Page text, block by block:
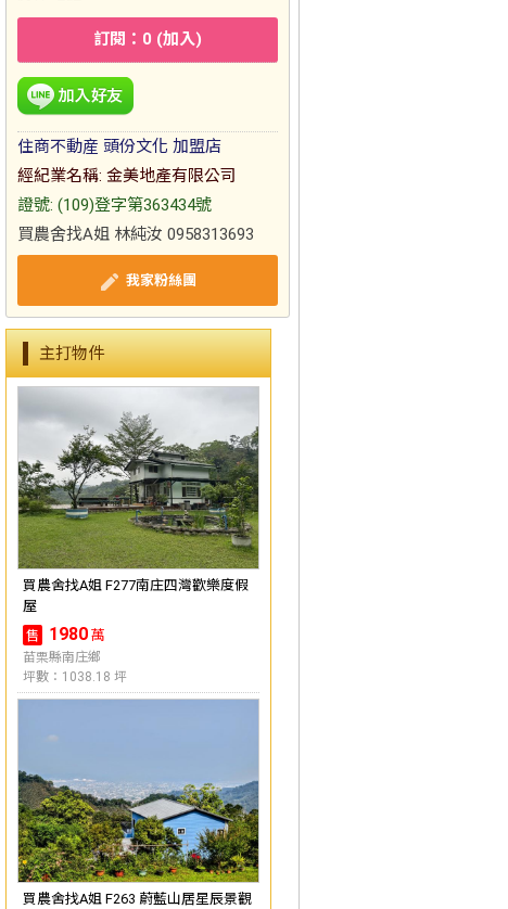
訂閱：0 (加入)
住商不動産 頭份文化 加盟店
經紀業名稱: 金美地產有限公司
證號: (109)登字第363434號
買農舍找A姐 林純汝 0958313693
我家粉絲團
主打物件
買農舍找A姐 F277南庄四灣歡樂度假
屋
售 1980 萬
苗栗縣南庄鄉
坪數：1038.18 坪
買農舍找A姐 F263 蔚藍山居星辰景觀